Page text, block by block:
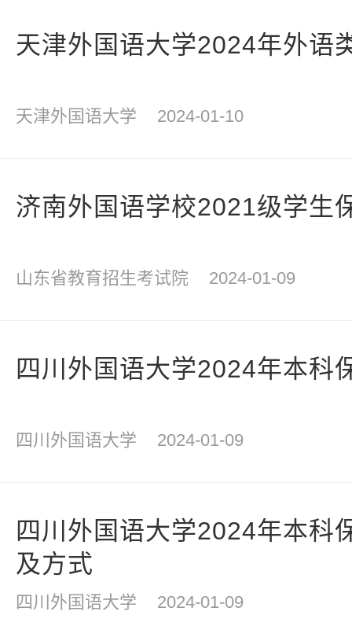
天津外国语大学2024年外语
天津外国语大学 2024-01-10
济南外国语学校2021级学生
山东省教育招生考试院 2024-01-09
四川外国语大学2024年本科
四川外国语大学 2024-01-09
四川外国语大学2024年本科
及方式
四川外国语大学 2024-01-09